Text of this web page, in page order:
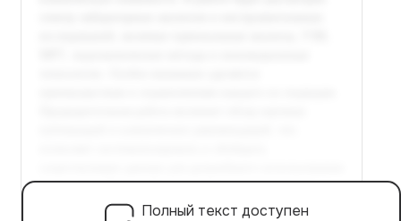
Полный текст доступен